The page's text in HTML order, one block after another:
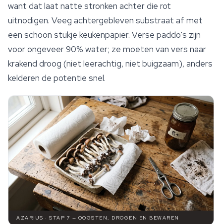
want dat laat natte stronken achter die rot
uitnodigen. Veeg achtergebleven substraat af met
een schoon stukje keukenpapier. Verse paddo's zijn
voor ongeveer 90% water; ze moeten van vers naar
krakend droog (niet leerachtig, niet buigzaam), anders
kelderen de potentie snel.
AZARIUS · STAP 7 — OOGSTEN, DROGEN EN BEWAREN